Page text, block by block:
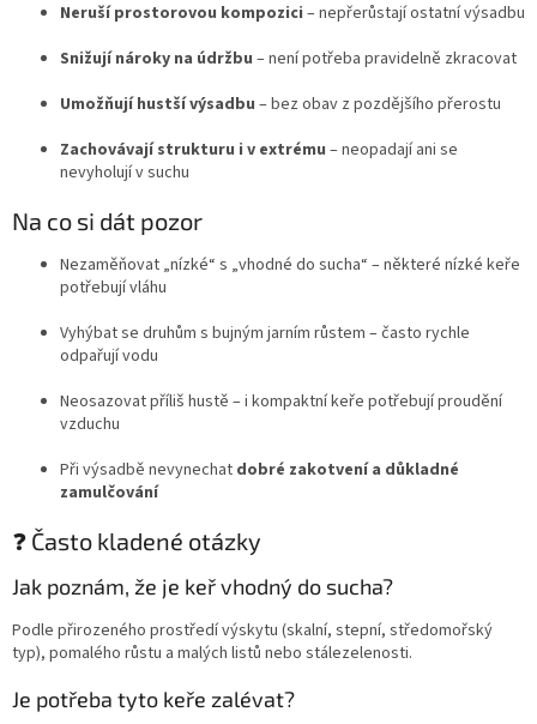
Neruší prostorovou kompozici – nepřerůstají ostatní výsadbu
Snižují nároky na údržbu – není potřeba pravidelně zkracovat
Umožňují hustší výsadbu – bez obav z pozdějšího přerostu
Zachovávají strukturu i v extrému – neopadají ani se
nevyholují v suchu
Na co si dát pozor
Nezaměňovat „nízké“ s „vhodné do sucha“ – některé nízké keře
potřebují vláhu
Vyhýbat se druhům s bujným jarním růstem – často rychle
odpařují vodu
Neosazovat příliš hustě – i kompaktní keře potřebují proudění
vzduchu
Při výsadbě nevynechat dobré zakotvení a důkladné
zamulčování
❓ Často kladené otázky
Jak poznám, že je keř vhodný do sucha?
Podle přirozeného prostředí výskytu (skalní, stepní, středomořský
typ), pomalého růstu a malých listů nebo stálezelenosti.
Je potřeba tyto keře zalévat?